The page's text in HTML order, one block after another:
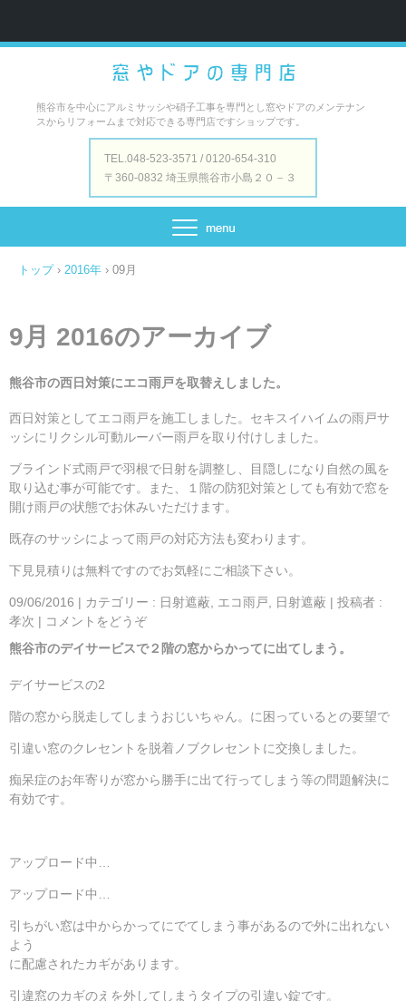
熊谷市を中心にアルミサッシや硝子工事を専門とし窓やドアのメンテナン
スからリフォームまで対応できる専門店ですショップです。
TEL.048-523-3571 / 0120-654-310
〒360-0832 埼玉県熊谷市小島２０－３
トップ › 2016年 › 09月
9月 2016のアーカイブ
熊谷市の西日対策にエコ雨戸を取替えしました。
西日対策としてエコ雨戸を施工しました。セキスイハイムの雨戸サ
ッシにリクシル可動ルーバー雨戸を取り付けしました。
ブラインド式雨戸で羽根で日射を調整し、目隠しになり自然の風を
取り込む事が可能です。また、１階の防犯対策としても有効で窓を
開け雨戸の状態でお休みいただけます。
既存のサッシによって雨戸の対応方法も変わります。
下見見積りは無料ですのでお気軽にご相談下さい。
09/06/2016 | カテゴリー : 日射遮蔽, エコ雨戸 日射遮蔽 | 投稿者 :
孝次 | コメントをどうぞ
熊谷市のデイサービスで２階の窓からかってに出てしまう。
デイサービスの2
階の窓から脱走してしまうおじいちゃん。に困っているとの要望で
引違い窓のクレセントを脱着ノブクレセントに交換しました。
痴呆症のお年寄りが窓から勝手に出て行ってしまう等の問題解決に
有効です。
アップロード中…
アップロード中…
引ちがい窓は中からかってにでてしまう事があるので外に出れない
よう
に配慮されたカギがあります。
引違窓のカギのえを外してしまうタイプの引違い錠です。